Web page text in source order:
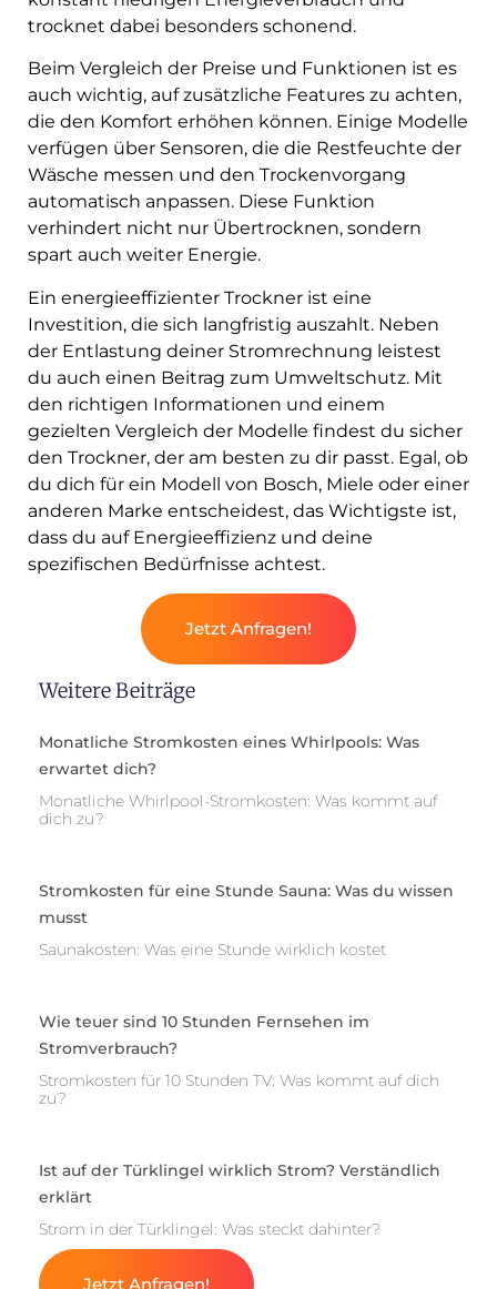
trocknet dabei besonders schonend.
Beim Vergleich der Preise und Funktionen ist es
auch wichtig, auf zusätzliche Features zu achten,
die den Komfort erhöhen können. Einige Modelle
verfügen über Sensoren, die die Restfeuchte der
Wäsche messen und den Trockenvorgang
automatisch anpassen. Diese Funktion
verhindert nicht nur Übertrocknen, sondern
spart auch weiter Energie.
Ein energieeffizienter Trockner ist eine
Investition, die sich langfristig auszahlt. Neben
der Entlastung deiner Stromrechnung leistest
du auch einen Beitrag zum Umweltschutz. Mit
den richtigen Informationen und einem
gezielten Vergleich der Modelle findest du sicher
den Trockner, der am besten zu dir passt. Egal, ob
du dich für ein Modell von Bosch, Miele oder einer
anderen Marke entscheidest, das Wichtigste ist,
dass du auf Energieeffizienz und deine
spezifischen Bedürfnisse achtest.
Jetzt Anfragen!
Weitere Beiträge
Monatliche Stromkosten eines Whirlpools: Was
erwartet dich?
Monatliche Whirlpool-Stromkosten: Was kommt auf
dich zu?
Stromkosten für eine Stunde Sauna: Was du wissen
musst
Saunakosten: Was eine Stunde wirklich kostet
Wie teuer sind 10 Stunden Fernsehen im
Stromverbrauch?
Stromkosten für 10 Stunden TV: Was kommt auf dich
zu?
Ist auf der Türklingel wirklich Strom? Verständlich
erklärt
Strom in der Türklingel: Was steckt dahinter?
Jetzt Anfragen!